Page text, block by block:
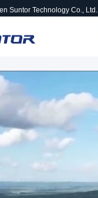
Suntor Technology Co., Ltd.